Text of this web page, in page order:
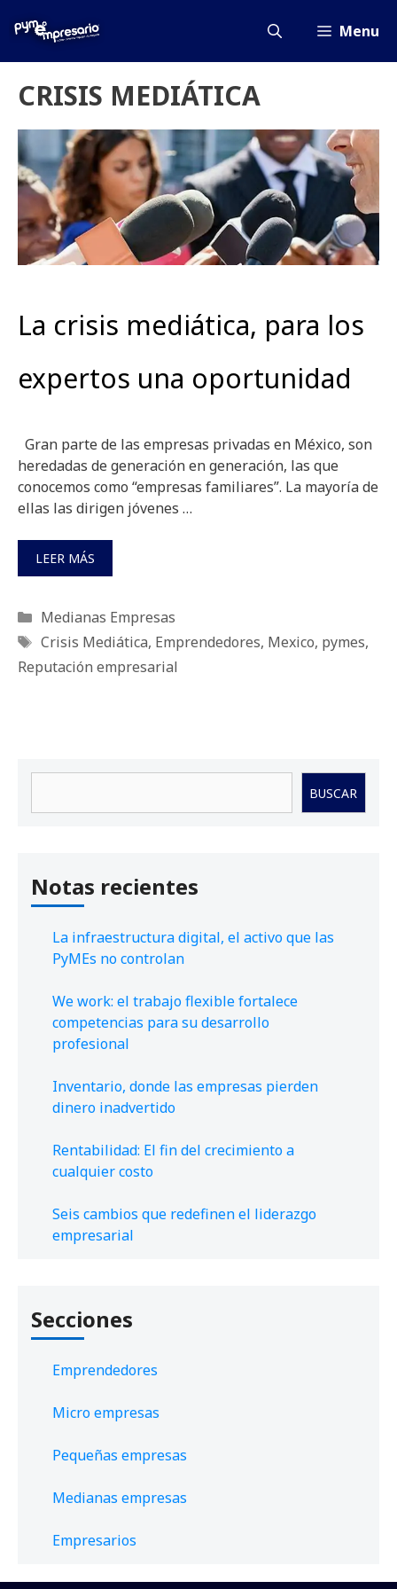
Menu
CRISIS MEDIÁTICA
La crisis mediática, para los
expertos una oportunidad
Gran parte de las empresas privadas en México, son
heredadas de generación en generación, las que
conocemos como “empresas familiares”. La mayoría de
ellas las dirigen jóvenes …
LEER MÁS
Categorías
Medianas Empresas
Etiquetas
Crisis Mediática, Emprendedores, Mexico, pymes,
Reputación empresarial
BUSCAR
Notas recientes
La infraestructura digital, el activo que las
PyMEs no controlan
We work: el trabajo flexible fortalece
competencias para su desarrollo
profesional
Inventario, donde las empresas pierden
dinero inadvertido
Rentabilidad: El fin del crecimiento a
cualquier costo
Seis cambios que redefinen el liderazgo
empresarial
Secciones
Emprendedores
Micro empresas
Pequeñas empresas
Medianas empresas
Empresarios